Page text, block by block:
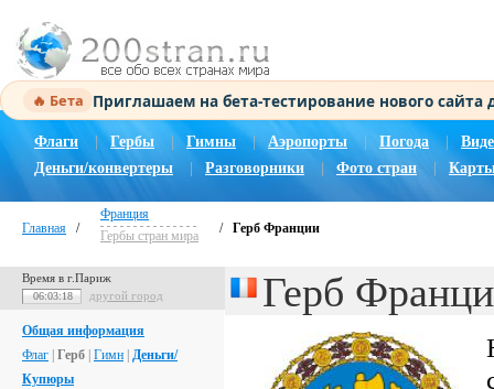
🔥 Бета Приглашаем на бета-тестирование нового
Флаги Гербы Гимны | Аэропорты Погода |
Деньги/конвертеры
Разговорники Фото стран
Главная /
Франция
Гербы стран мира
/ Герб Франции
Время в г.Париж
06:03:19 другой город
Общая информация
Флаг Герб Гимн Деньги/
Купюры
Герб